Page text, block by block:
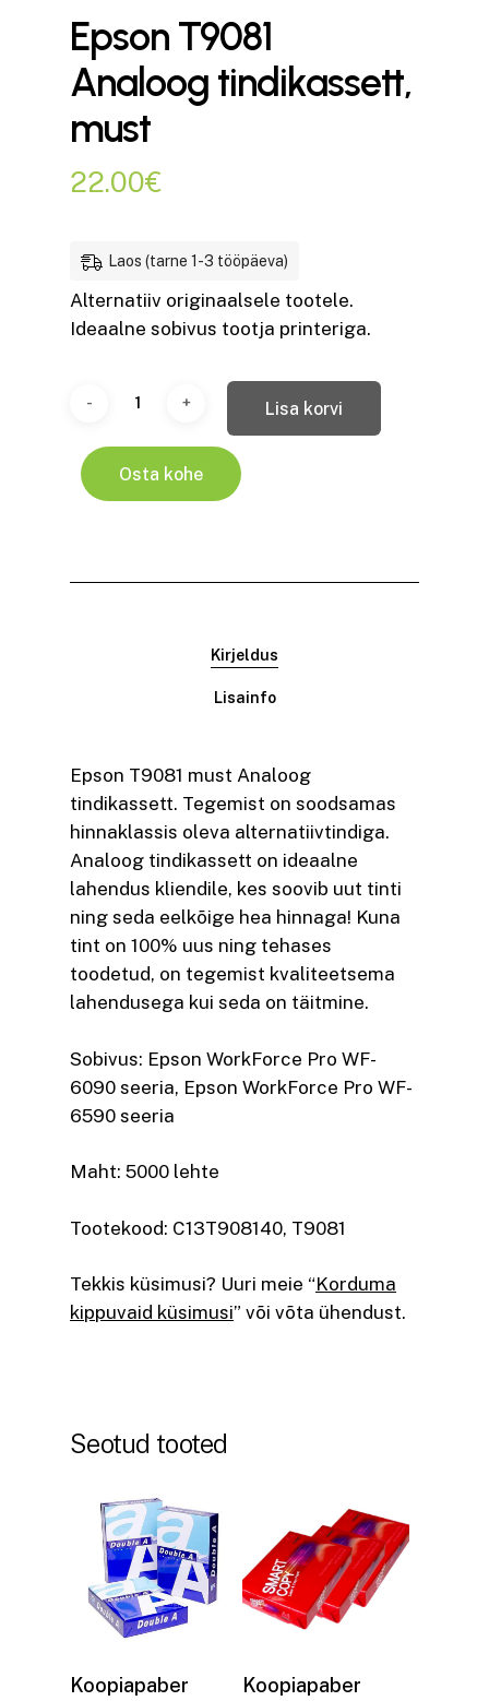
Epson T9081
Analoog tindikassett,
must
22.00€
Laos (tarne 1-3 tööpäeva)
Alternatiiv originaalsele tootele.
Ideaalne sobivus tootja printeriga.
Lisa korvi
Osta kohe
Kirjeldus
Lisainfo
Epson T9081 must Analoog
tindikassett. Tegemist on soodsamas
hinnaklassis oleva alternatiivtindiga.
Analoog tindikassett on ideaalne
lahendus kliendile, kes soovib uut tinti
ning seda eelkõige hea hinnaga! Kuna
tint on 100% uus ning tehases
toodetud, on tegemist kvaliteetsema
lahendusega kui seda on täitmine.
Sobivus: Epson WorkForce Pro WF-
6090 seeria, Epson WorkForce Pro WF-
6590 seeria
Maht: 5000 lehte
Tootekood: C13T908140, T9081
Tekkis küsimusi? Uuri meie “Korduma
kippuvaid küsimusi” või võta ühendust.
Seotud tooted
Lisa korvi
Koopiapaber
Lisa korvi
Koopiapaber